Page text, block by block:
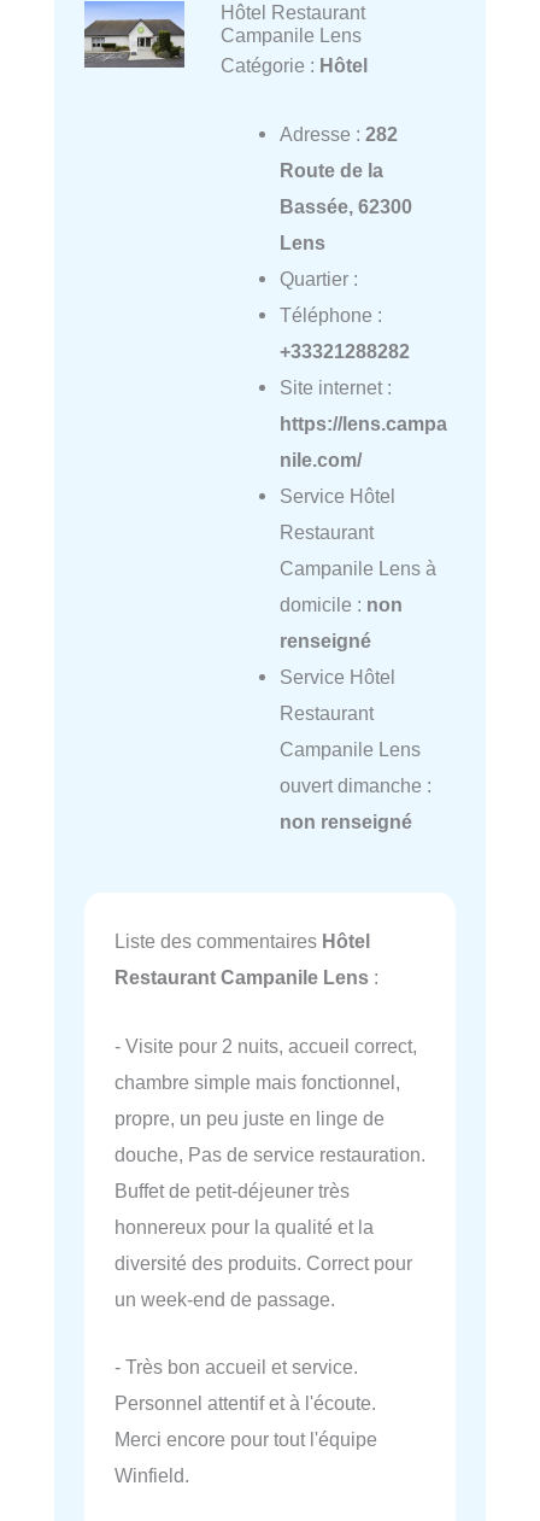
Hôtel Restaurant
Campanile Lens
Catégorie : Hôtel
Adresse : 282
Route de la
Bassée, 62300
Lens
Quartier :
Téléphone :
+33321288282
Site internet :
https://lens.campa
nile.com/
Service Hôtel
Restaurant
Campanile Lens à
domicile : non
renseigné
Service Hôtel
Restaurant
Campanile Lens
ouvert dimanche :
non renseigné
Liste des commentaires Hôtel
Restaurant Campanile Lens :
- Visite pour 2 nuits, accueil correct,
chambre simple mais fonctionnel,
propre, un peu juste en linge de
douche, Pas de service restauration.
Buffet de petit-déjeuner très
honnereux pour la qualité et la
diversité des produits. Correct pour
un week-end de passage.
- Très bon accueil et service.
Personnel attentif et à l'écoute.
Merci encore pour tout l'équipe
Winfield.